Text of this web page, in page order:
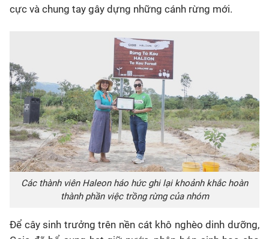
cực và chung tay gây dựng những cánh rừng mới.
Các thành viên Haleon háo hức ghi lại khoảnh khắc hoàn
thành phần việc trồng rừng của nhóm
Để cây sinh trưởng trên nền cát khô nghèo dinh dưỡng,